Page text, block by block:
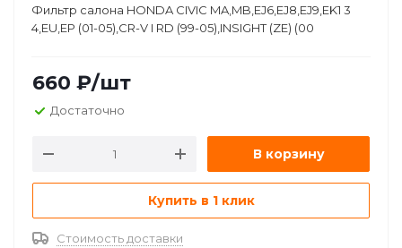
Фильтр салона HONDA CIVIC MA,MB,EJ6,EJ8,EJ9,EK1 3
4,EU,EP (01-05),CR-V I RD (99-05),INSIGHT (ZE) (00
660 ₽/шт
Достаточно
В корзину
Купить в 1 клик
Стоимость доставки